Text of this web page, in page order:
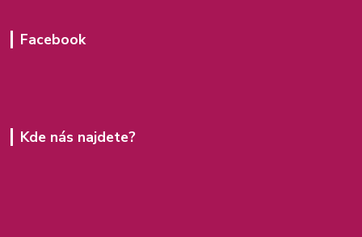
Facebook
Kde nás najdete?